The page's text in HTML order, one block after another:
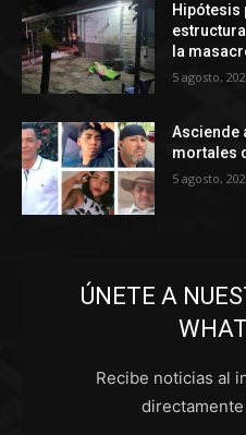
Hipótesis
la
5 agosto,
Asciende
mortales
5 agosto,
ÚNETE A
Recibe noticias al